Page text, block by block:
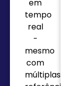
em
tempo
real
-
mesmo
com
múltiplas